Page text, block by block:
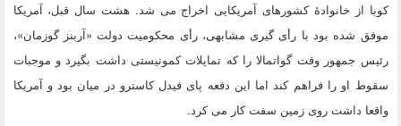
کوبا از خانوادۀ کشورهای آمریکایی اخراج می شد. هشت سال قبل، آمریکا
موفق شده بود با رأی گیری مشابهی، رأی محکومیت دولت «آربنز گوزمان»،
رئیس جمهور وقت گواتمالا را که تمایلات کمونیستی داشت بگیرد و موجبات
سقوط او را فراهم کند اما این دفعه پای فیدل کاسترو در میان بود و آمریکا
واقعا داشت روی زمین سفت کار می کرد.